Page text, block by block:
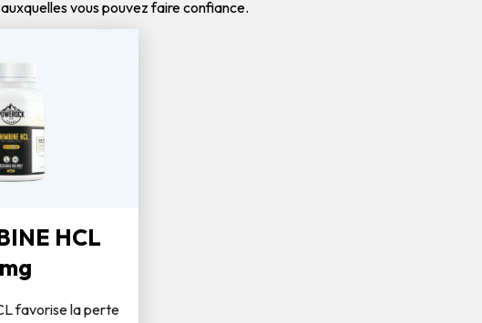
vous pouvez faire confiance.
HCL
favorise la perte